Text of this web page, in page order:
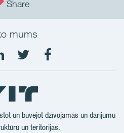
Share
mums
Seko
mums
Twtitter
Seko
un būvējot dzīvojamās un darījumu
un teritorijas.